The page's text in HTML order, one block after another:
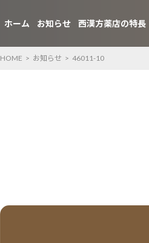
ホーム お知らせ 西漢方薬店の特長
HOME > お知らせ > 46011-10